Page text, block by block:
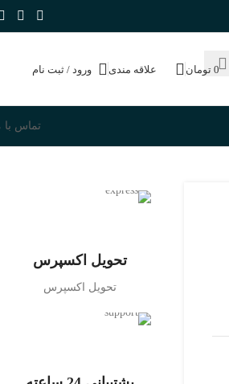
0 تومان علاقه مندی ورود / ثبت نام
تماس با
تحویل اکسپرس
تحویل اکسپرس